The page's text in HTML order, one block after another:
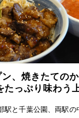
、焼きたての
っぷり味わう
駅と千葉公園、両駅の